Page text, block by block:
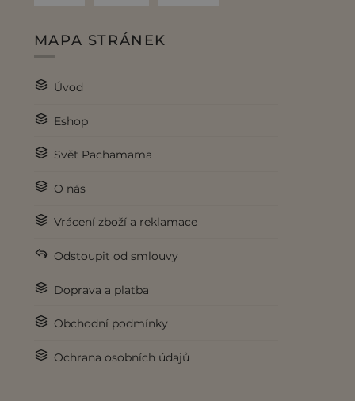
MAPA STRÁNEK
Úvod
Eshop
Svět Pachamama
O nás
Vrácení zboží a reklamace
Odstoupit od smlouvy
Doprava a platba
Obchodní podmínky
Ochrana osobních údajů